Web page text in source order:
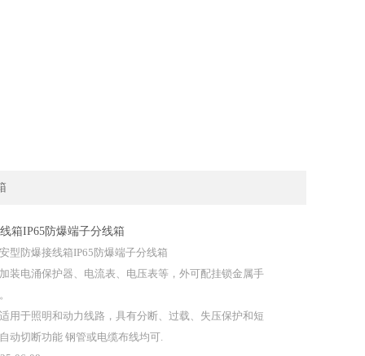
箱IP65防爆端子分线箱
型防爆接线箱IP65防爆端子分线箱
装电涌保护器、电流表、电压表等，外可配挂锁金属手
用于照明和动力线路，具有分断、过载、失压保护和短
动切断功能 钢管或电缆布线均可.